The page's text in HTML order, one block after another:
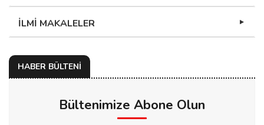
İLMİ MAKALELER
HABER BÜLTENİ
Bültenimize Abone Olun